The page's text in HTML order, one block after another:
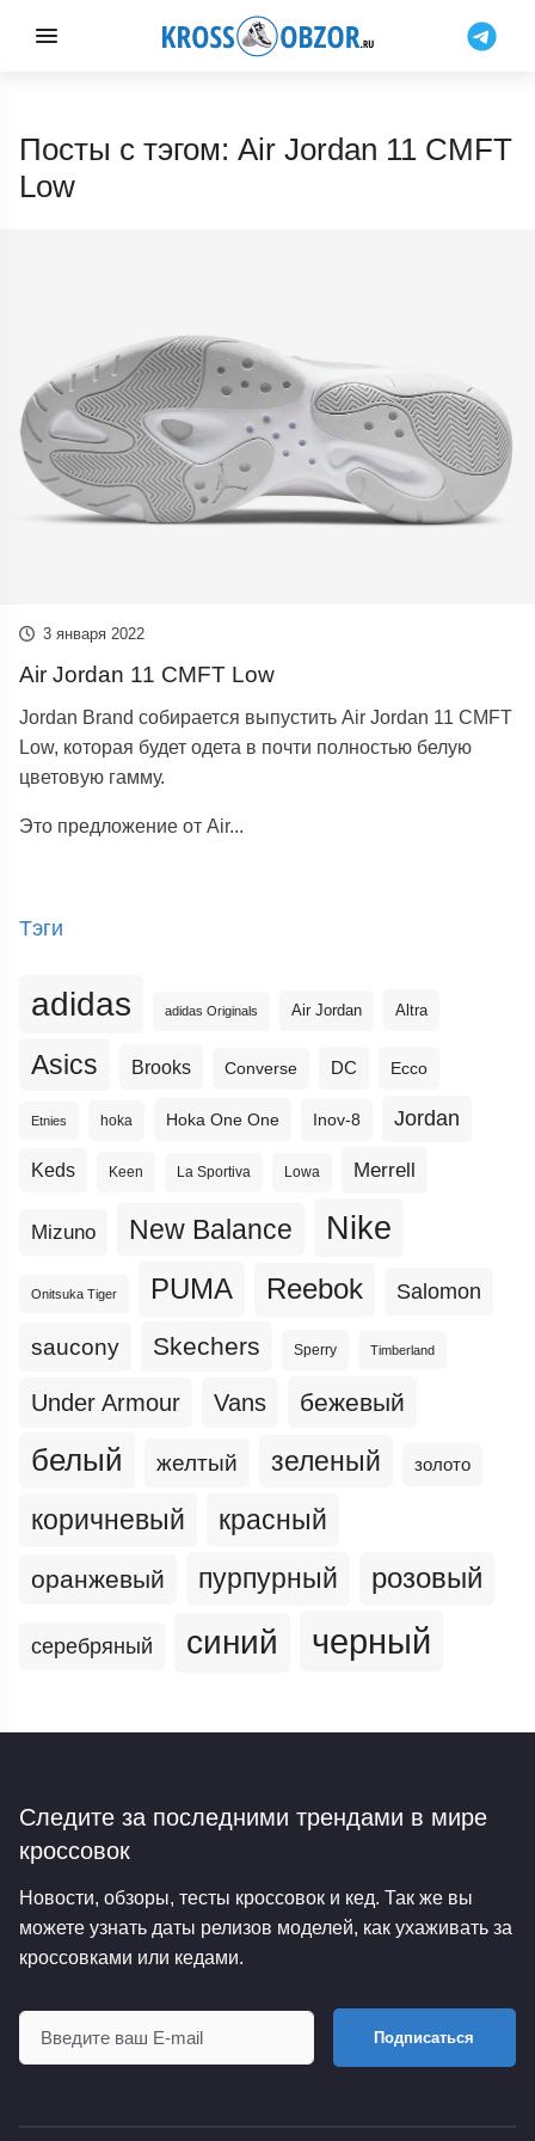
Посты с тэгом: Air Jordan 11 CMFT
Low
3 января 2022
Air Jordan 11 CMFT Low
Jordan Brand собирается выпустить Air Jordan 11 CMFT
Low, которая будет одета в почти полностью белую
цветовую гамму.
Это предложение от Air...
Тэги
adidas adidas Originals Air Jordan Altra
Asics Brooks Converse DC Ecco
Etnies hoka Hoka One One Inov-8 Jordan
Keds Keen La Sportiva Lowa Merrell
Mizuno New Balance Nike
Onitsuka Tiger PUMA Reebok Salomon
saucony Skechers Sperry Timberland
Under Armour Vans бежевый
белый желтый зеленый золото
коричневый красный
оранжевый пурпурный розовый
серебряный синий черный
Следите за последними трендами в мире
кроссовок
Новости, обзоры, тесты кроссовок и кед. Так же вы
можете узнать даты релизов моделей, как ухаживать за
кроссовками или кедами.
Подписаться